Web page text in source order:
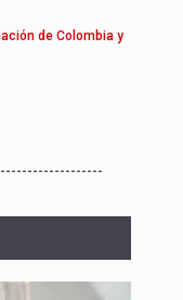
de Colombia y